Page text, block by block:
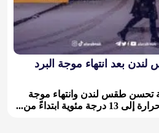
بعد انتهاء موجة البرد
تحسن طقس لندن وانتهاء موجة
ابتداءً من...